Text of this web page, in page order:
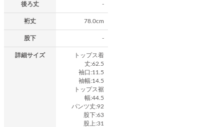
後ろ丈 -
裄丈 78.0cm
股下 -
詳細サイズ
トップス着
丈:62.5
袖口:11.5
袖幅:14.5
トップス裾
幅:44.5
パンツ丈:92
股下:63
股上:31